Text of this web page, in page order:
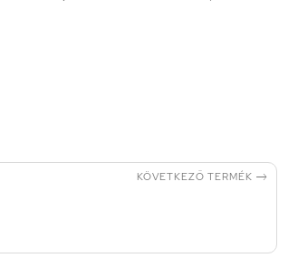
KÖVETKEZŐ TERMÉK 